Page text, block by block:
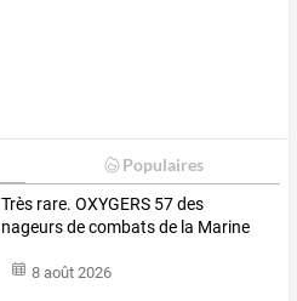
Populaires
Très rare. OXYGERS 57des
nageursdecombatsde la Marine
8 août 2026